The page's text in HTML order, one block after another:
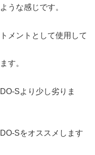
うな感じです。
メントとして使用して
す。
Sより少し劣りま
Sをオススメします